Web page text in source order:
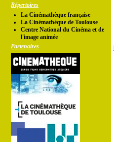
Répertoires
La Cinémathèque française
La Cinémathèque de Toulouse
Centre National du Cinéma et de
l'image animée
Partenaires